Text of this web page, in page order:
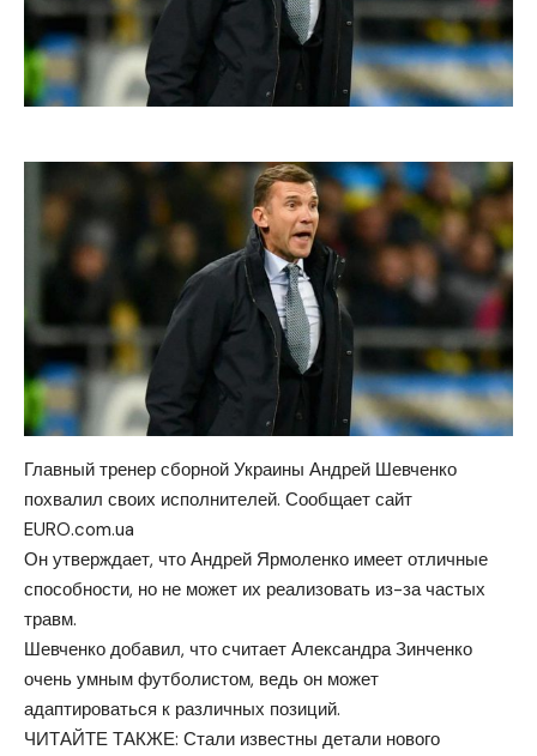
Главный тренер сборной Украины Андрей Шевченко
похвалил своих исполнителей. Сообщает сайт
EURO.com.ua
Он утверждает, что Андрей Ярмоленко имеет отличные
способности, но не может их реализовать из-за частых
травм.
Шевченко добавил, что считает Александра Зинченко
очень умным футболистом, ведь он может
адаптироваться к различных позиций.
ЧИТАЙТЕ ТАКЖЕ: Стали известны детали нового